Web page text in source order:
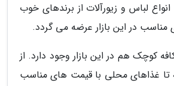
انواع لباس و زیورآلات از برندهای خوب
در این بازار عرضه می گردد.
کوچک هم در این بازار وجود دارد. از
تا غذاهای محلی با قیمت های مناسب